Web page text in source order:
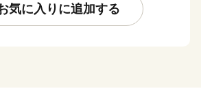
町には、ここでしか味わえない楽し
ぞれのスポットを巡って身も心もリ
気に入りに追加する